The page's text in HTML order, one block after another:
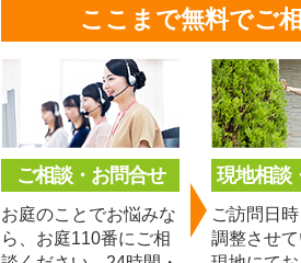
ここまで無料でご
ご相談・お問合せ
お庭のことでお悩みな
ら、お庭110番にご相
現地相談
ご訪問日
調整させて